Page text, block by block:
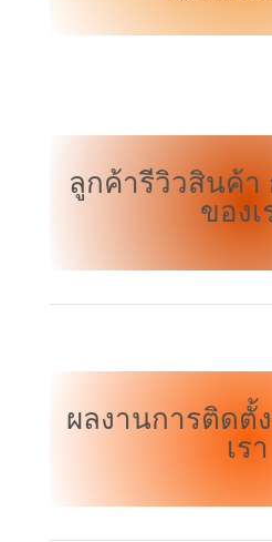
ลูกค้ารีวิวสินค้า
ของเ
ผลงานการติดตั้
เรา